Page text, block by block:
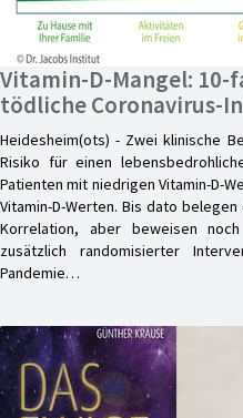
Vitamin-D-Mangel:
tödliche Coronavirus-
Heidesheim(ots) - Zwei klinische
Risiko für einen
Patienten mit niedrigen Vitamin-D-
Vitamin-D-Werten. Bis dato
Korrelation, aber beweisen
zusätzlich randomisierter
Pandemie…